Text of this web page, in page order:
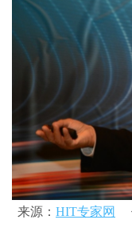
来源： HIT专家网